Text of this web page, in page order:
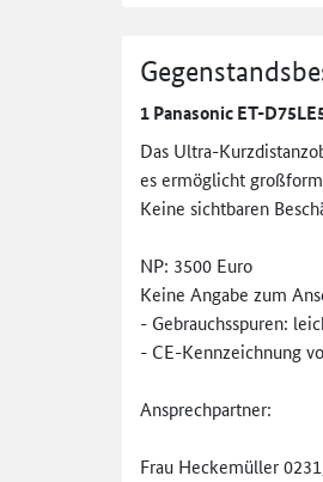
1 Panasonic ET-
Das Ultra-
es ermöglicht
Keine sichtbaren
NP: 3500 Euro
Keine Angabe zum
- Gebrauchsspuren:
- CE-Kennzeichnung
Ansprechpartner:
Frau Heckemüller